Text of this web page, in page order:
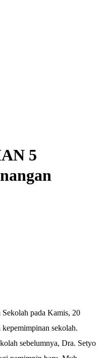
5
pada Kamis, 20
sekolah.
sebelumnya, Dra. Setyo